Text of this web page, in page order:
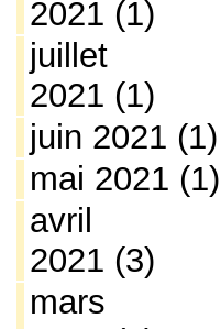
2021 (1)
juillet
2021 (1)
juin 2021 (1)
mai 2021 (1)
avril
2021 (3)
mars